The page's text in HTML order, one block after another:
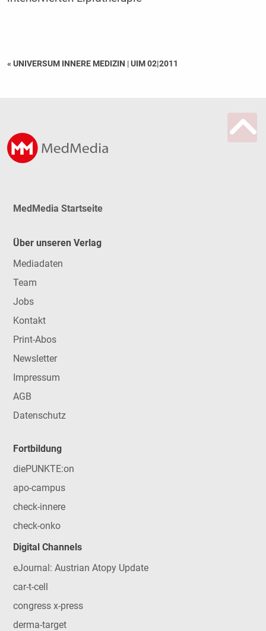
« UNIVERSUM INNERE MEDIZIN |UIM 02|2011
MedMedia Startseite
Über unseren Verlag
Mediadaten
Team
Jobs
Kontakt
Print-Abos
Newsletter
Impressum
AGB
Datenschutz
Fortbildung
diePUNKTE:on
apo-campus
check-innere
check-onko
Digital Channels
eJournal: Austrian Atopy Update
car-t-cell
congress x-press
derma-target